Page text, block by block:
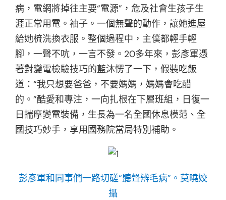
病，電網將掉往主要“電源”，危及社會生孩子生
涯正常用電。袖子。一個無聲的動作，讓她進屋
給她梳洗換衣服。整個過程中，主僕都輕手輕
腳，一聲不吭，一言不發。20多年來，彭彥軍憑
著對變電檢驗技巧的藍沐愣了一下，假裝吃飯
道：“我只想要爸爸，不要媽媽，媽媽會吃醋
的。”酷愛和專注，一向扎根在下層班組，日復一
日揣摩變電裝備，生長為一名全國休息模范、全
國技巧妙手，享用國務院當局特別補助。
彭彥軍和同事們一路切磋“聽聲辨毛病”。莫曉姣
攝